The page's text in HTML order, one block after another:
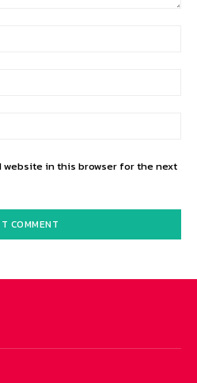
website in this browser for the next